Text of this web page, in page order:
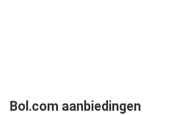
Bol.com aanbiedingen